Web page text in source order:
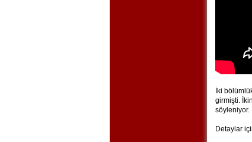
İki
girmişti.
söyleniyor.
Detaylar